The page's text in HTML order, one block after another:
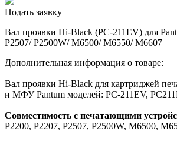
Подать заявку
Вал проявки Hi-Black (PC-211EV) для
P2507/ P2500W/ M6500/ M6550/ M6607
Дополнительная информация о товаре:
Вал проявки Hi-Black для картриджей
и МФУ Pantum моделей: PC-211EV,
Совместимость с печатающими
P2200, P2207, P2507, P2500W, M6500,